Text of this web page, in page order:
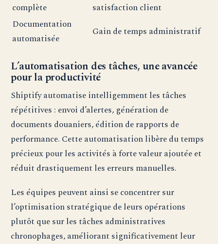
complète
satisfaction client
Documentation
automatisée
Gain de temps administratif
L’automatisation des tâches, une avancée
pour la productivité
Shiptify automatise intelligemment les tâches
répétitives : envoi d’alertes, génération de
documents douaniers, édition de rapports de
performance. Cette automatisation libère du temps
précieux pour les activités à forte valeur ajoutée et
réduit drastiquement les erreurs manuelles.
Les équipes peuvent ainsi se concentrer sur
l’optimisation stratégique de leurs opérations
plutôt que sur les tâches administratives
chronophages, améliorant significativement leur